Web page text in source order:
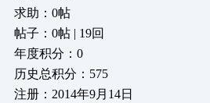
求助：0帖
帖子：0帖 | 19回
年度积分：0
历史总积分：575
注册：2014年9月14日